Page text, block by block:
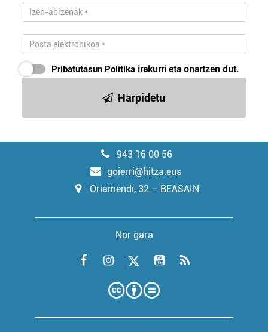
Pribatutasun Politika irakurri eta onartzen dut.
Harpidetu
943 16 00 56
goierri@hitza.eus
Oriamendi, 32 – BEASAIN
Nor gara